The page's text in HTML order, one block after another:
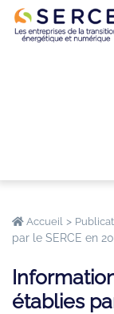
Accueil >
par le SERCE en
établies